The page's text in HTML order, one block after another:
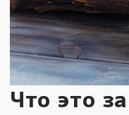
Что это